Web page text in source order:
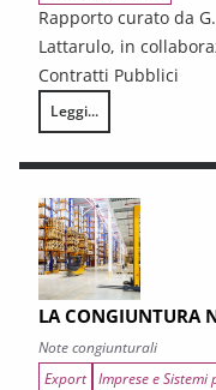
Rapporto curato da
Lattarulo, in
Contratti Pubblici
Leggi...
I CONTRATTI
LA CONGIUNTURA
Note congiunturali
Export Imprese e